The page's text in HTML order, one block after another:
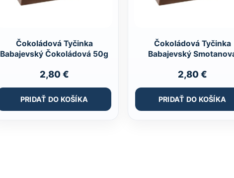
Čokoládová Tyčinka
Babajevský Čokoládová 50g
2,80€
PRIDAŤ DO KOŠÍKA
Čokoládová Tyčinka
Babajevský
2,80€
PRIDAŤ DO KOŠÍKA